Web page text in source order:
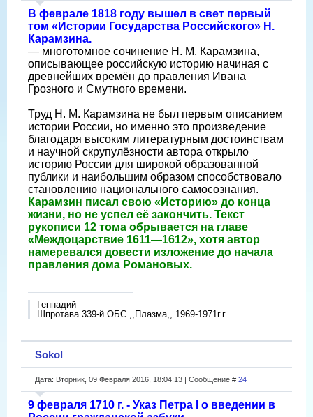
В феврале 1818 году вышел в свет первый
том «Истории Государства Российского» Н.
Карамзина.
— многотомное сочинение Н. М. Карамзина,
описывающее российскую историю начиная с
древнейших времён до правления Ивана
Грозного и Смутного времени.
Труд Н. М. Карамзина не был первым описанием
истории России, но именно это произведение
благодаря высоким литературным достоинствам
и научной скрупулёзности автора открыло
историю России для широкой образованной
публики и наибольшим образом способствовало
становлению национального самосознания.
Карамзин писал свою «Историю» до конца
жизни, но не успел её закончить. Текст
рукописи 12 тома обрывается на главе
«Междоцарствие 1611—1612», хотя автор
намеревался довести изложение до начала
правления дома Романовых.
Геннадий
Шпротава 339-й ОБС ,,Плазма,, 1969-1971г.г.
Sokol
Дата: Вторник, 09 Февраля 2016, 18:04:13 | Сообщение # 24
9 февраля 1710 г. - Указ Петра I о введении в